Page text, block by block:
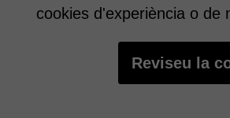
cookies d'experiència o de
Reviseu la
opcionals.